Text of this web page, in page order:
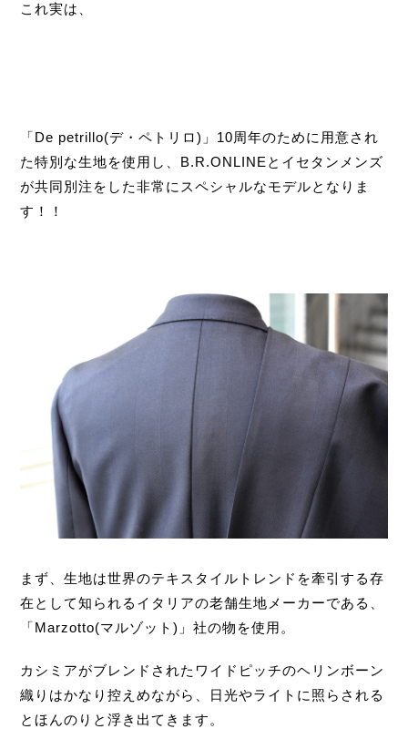
これ実は、
「De petrillo(デ・ペトリロ)」10周年のために用意され
た特別な生地を使用し、B.R.ONLINEとイセタンメンズ
が共同別注をした非常にスペシャルなモデルとなりま
す！！
まず、生地は世界のテキスタイルトレンドを牽引する存
在として知られるイタリアの老舗生地メーカーである、
「Marzotto(マルゾット)」社の物を使用。
カシミアがブレンドされたワイドピッチのヘリンボーン
織りはかなり控えめながら、日光やライトに照らされる
とほんのりと浮き出てきます。